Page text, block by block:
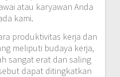
atau karyawan Anda
kami.
produktivitas kerja dan
meliputi budaya kerja,
sangat erat dan saling
dapat ditingkatkan